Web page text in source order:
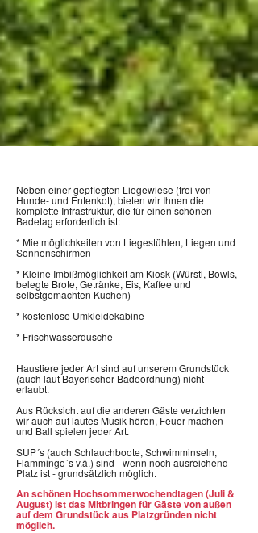
Neben einer gepflegten Liegewiese (frei von
Hunde- und Entenkot), bieten wir Ihnen die
komplette Infrastruktur, die für einen schönen
Badetag erforderlich ist:
* Mietmöglichkeiten von Liegestühlen, Liegen und
Sonnenschirmen
* Kleine Imbißmöglichkeit am Kiosk (Würstl, Bowls,
belegte Brote, Getränke, Eis, Kaffee und
selbstgemachten Kuchen)
* kostenlose Umkleidekabine
* Frischwasserdusche
Haustiere jeder Art sind auf unserem Grundstück
(auch laut Bayerischer Badeordnung) nicht
erlaubt.
Aus Rücksicht auf die anderen Gäste verzichten
wir auch auf lautes Musik hören, Feuer machen
und Ball spielen jeder Art.
SUP´s (auch Schlauchboote, Schwimminseln,
Flammingo´s v.ä.) sind - wenn noch ausreichend
Platz ist - grundsätzlich möglich.
An schönen Hochsommerwochendtagen (Juli &
August) ist das Mitbringen für Gäste von außen
auf dem Grundstück aus Platzgründen nicht
möglich.